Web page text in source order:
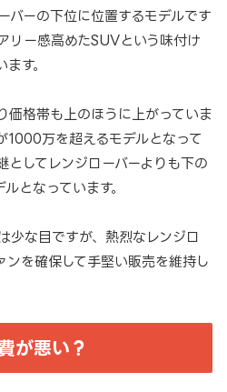
バーの下位に位置するモデルです
リー感高めたSUVという味付け
す。
価格帯も上のほうに上がっていま
1000万を超えるモデルとなって
としてレンジローバーよりも下の
となっています。
少な目ですが、熱烈なレンジロ
ンを確保して手堅い販売を維持し
が悪い？